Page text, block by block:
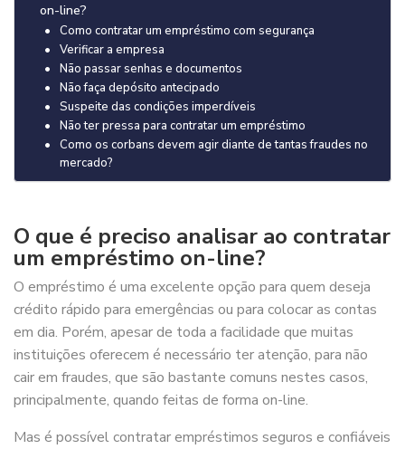
on-line?
Como contratar um empréstimo com segurança
Verificar a empresa
Não passar senhas e documentos
Não faça depósito antecipado
Suspeite das condições imperdíveis
Não ter pressa para contratar um empréstimo
Como os corbans devem agir diante de tantas fraudes no
mercado?
O que é preciso analisar ao contratar
um empréstimo on-line?
O empréstimo é uma excelente opção para quem deseja
crédito rápido para emergências ou para colocar as contas
em dia. Porém, apesar de toda a facilidade que muitas
instituições oferecem é necessário ter atenção, para não
cair em fraudes, que são bastante comuns nestes casos,
principalmente, quando feitas de forma on-line.
Mas é possível contratar empréstimos seguros e confiáveis